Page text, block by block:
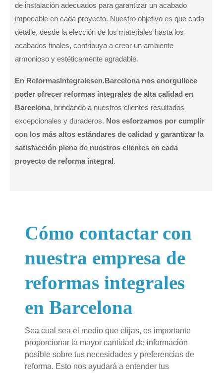
de instalación adecuados para garantizar un acabado
impecable en cada proyecto. Nuestro objetivo es que cada
detalle, desde la elección de los materiales hasta los
acabados finales, contribuya a crear un ambiente
armonioso y estéticamente agradable.
En ReformasIntegralesen.Barcelona nos enorgullece
poder ofrecer reformas integrales de alta calidad en
Barcelona, brindando a nuestros clientes resultados
excepcionales y duraderos. Nos esforzamos por cumplir
con los más altos estándares de calidad y garantizar la
satisfacción plena de nuestros clientes en cada
proyecto de reforma integral.
Cómo contactar con
nuestra empresa de
reformas integrales
en Barcelona
Sea cual sea el medio que elijas, es importante
proporcionar la mayor cantidad de información
posible sobre tus necesidades y preferencias de
reforma. Esto nos ayudará a entender tus